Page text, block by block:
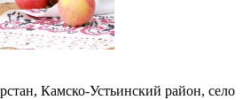
Камско-Устьинский район, село